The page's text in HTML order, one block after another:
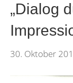
„Dialog
30. Oktober